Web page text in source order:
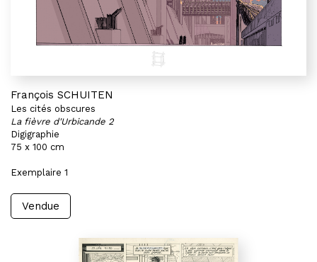
François SCHUITEN
Les cités obscures
La fièvre d'Urbicande 2
Digigraphie
75 x 100 cm
Exemplaire 1
Vendue